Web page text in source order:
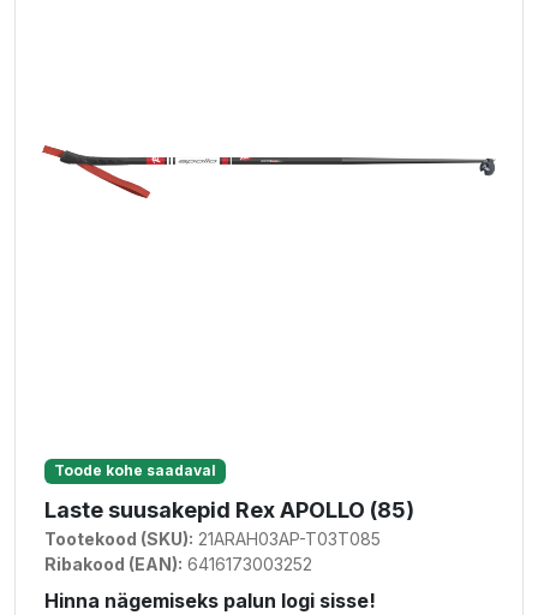
Toode kohe saadaval
Laste suusakepid Rex APOLLO (85)
Tootekood (SKU): 21ARAH03AP-T03T085
Ribakood (EAN): 6416173003252
Hinna nägemiseks palun logi sisse!